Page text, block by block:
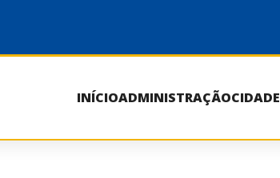
INÍCIOADMINISTRAÇÃOCIDADE